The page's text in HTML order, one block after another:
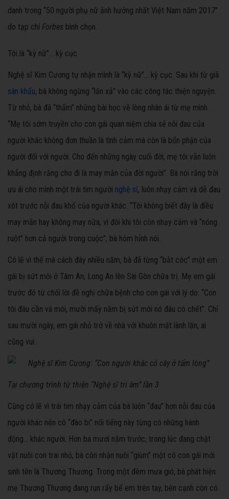
danh trong “50 người phụ nữ ảnh hưởng nhất Việt Nam năm 2017”
do tạp chí Forbes bình chọn.
Tôi là “kỳ nữ”… kỳ cục
Nghệ sĩ Kim Cương tự nhận mình là “kỳ nữ”… kỳ cục. Sau khi từ giã
sân khấu, bà không ngừng “lăn xả” vào các công tác thiện nguyện.
Từ nhỏ, bà đã “thấm” những bài học về lòng nhân ái từ mẹ mình.
“Mẹ tôi sớm truyền cho con gái quan niệm chia sẻ nỗi đau của
người khác không đơn thuần là tình cảm mà còn là bổn phận của
người đối với người. Cho đến những ngày cuối đời, mẹ tôi vẫn luôn
khẳng định rằng cho đi là may mắn của đời người”. Bà nói rằng trời
ưu ái cho mình một trái tim người nghệ sĩ, luôn nhạy cảm và dễ đau
xót trước nỗi đau khổ của người khác. “Tôi không biết đây là điều
may mắn hay không may nữa, vì đôi khi tôi còn nhạy cảm và “nóng
ruột” hơn cả người trong cuộc”, bà hóm hỉnh nói.
Có lẽ vì thế mà cách đây nhiều năm, bà đã từng “bắt cóc” một em
gái bị sứt môi ở Tâm An, Long An lên Sài Gòn chữa trị. Mẹ em gái
trước đó từ chối lời đề nghị chữa bệnh cho con gái với lý do: “Con
tôi đâu cần vá môi, mười mấy năm bị sứt môi nó đâu có chết”. Chỉ
sau mười ngày, em gái nhỏ trở về nhà với khuôn mặt lành lặn, ai
cũng vui.
Tại chương trình từ thiện “Nghệ sĩ tri âm” lần 3
Cũng có lẽ vì trái tim nhạy cảm của bà luôn “đau” hơn nỗi đau của
người khác nên cô “đào bi” nổi tiếng này từng có những hành
động… khác người. Hơn ba mươi năm trước, trong lúc đang chật
vật nuôi con trai nhỏ, bà còn nhận nuôi “giùm” một cô con gái mới
sinh tên là Thương Thương. Trong một đêm mưa gió, bà phát hiện
mẹ Thương Thương đang run rẩy bế em trên tay, bên cạnh còn có